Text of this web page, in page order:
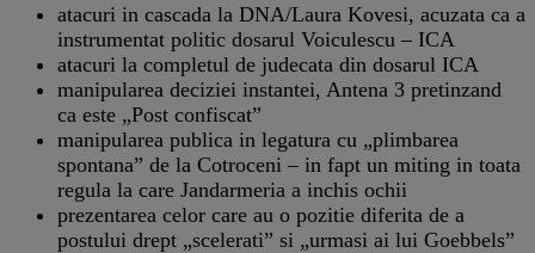
atacuri in cascada la DNA/Laura Kovesi, acuzata ca a
instrumentat politic dosarul Voiculescu – ICA
atacuri la completul de judecata din dosarul ICA
manipularea deciziei instantei, Antena 3 pretinzand
ca este „Post confiscat”
manipularea publica in legatura cu „plimbarea
spontana” de la Cotroceni – in fapt un miting in toata
regula la care Jandarmeria a inchis ochii
prezentarea celor care au o pozitie diferita de a
postului drept „scelerati” si „urmasi ai lui Goebbels”